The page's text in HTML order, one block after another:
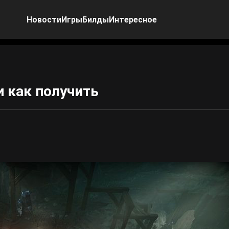
НовостиИгрыБилдыИнтересное
как получить